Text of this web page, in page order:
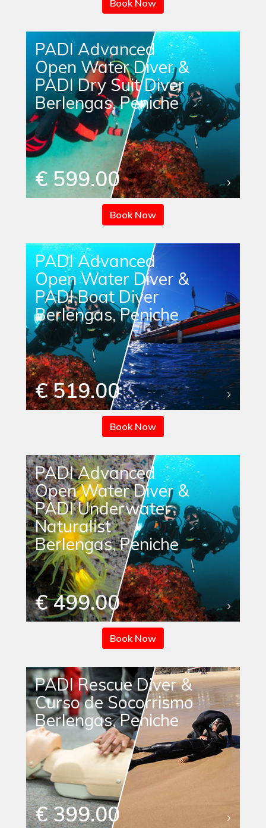
Book Now
PADI Advanced
Open Water Diver &
PADI Dry Suit Diver
Berlengas, Peniche
€ 599.00
Book Now
PADI Advanced
Open Water Diver &
PADI Boat Diver
Berlengas, Peniche
€ 519.00
Book Now
PADI Advanced
Open Water Diver &
PADI Underwater
Naturalist
Berlengas, Peniche
€ 499.00
Book Now
PADI Rescue Diver &
Curso de Socorrismo
Berlengas, Peniche
€ 399.00